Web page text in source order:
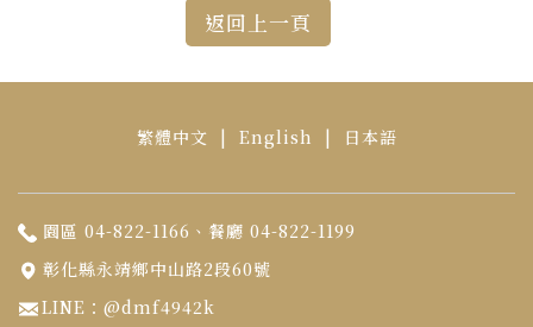
返回上一頁
繁體中文 | English | 日本語
園區 04-822-1166、餐廳 04-822-1199
彰化縣永靖鄉中山路2段60號
LINE：@dmf4942k